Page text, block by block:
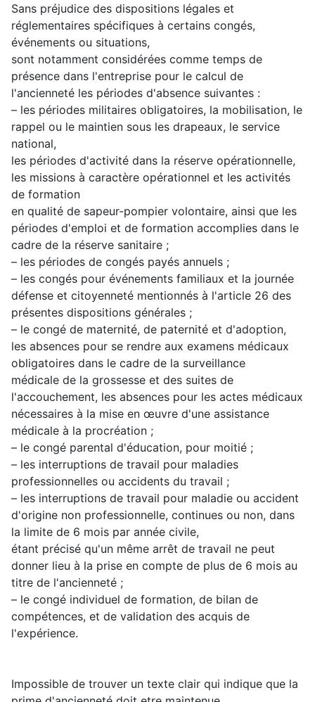
Sans préjudice des dispositions légales et
réglementaires spécifiques à certains congés,
événements ou situations,
sont notamment considérées comme temps de
présence dans l'entreprise pour le calcul de
l'ancienneté les périodes d'absence suivantes :
– les périodes militaires obligatoires, la mobilisation, le
rappel ou le maintien sous les drapeaux, le service
national,
les périodes d'activité dans la réserve opérationnelle,
les missions à caractère opérationnel et les activités
de formation
en qualité de sapeur-pompier volontaire, ainsi que les
périodes d'emploi et de formation accomplies dans le
cadre de la réserve sanitaire ;
– les périodes de congés payés annuels ;
– les congés pour événements familiaux et la journée
défense et citoyenneté mentionnés à l'article 26 des
présentes dispositions générales ;
– le congé de maternité, de paternité et d'adoption,
les absences pour se rendre aux examens médicaux
obligatoires dans le cadre de la surveillance
médicale de la grossesse et des suites de
l'accouchement, les absences pour les actes médicaux
nécessaires à la mise en œuvre d'une assistance
médicale à la procréation ;
– le congé parental d'éducation, pour moitié ;
– les interruptions de travail pour maladies
professionnelles ou accidents du travail ;
– les interruptions de travail pour maladie ou accident
d'origine non professionnelle, continues ou non, dans
la limite de 6 mois par année civile,
étant précisé qu'un même arrêt de travail ne peut
donner lieu à la prise en compte de plus de 6 mois au
titre de l'ancienneté ;
– le congé individuel de formation, de bilan de
compétences, et de validation des acquis de
l'expérience.
Impossible de trouver un texte clair qui indique que la